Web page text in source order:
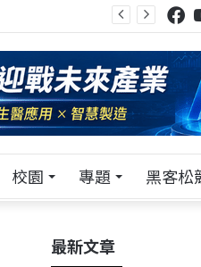
校園 專題 黑客松
最新文章